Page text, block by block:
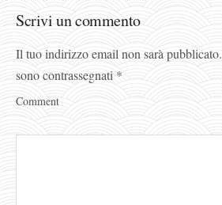
Scrivi un commento
Il tuo indirizzo email non sarà pubblicato.
sono contrassegnati *
Comment